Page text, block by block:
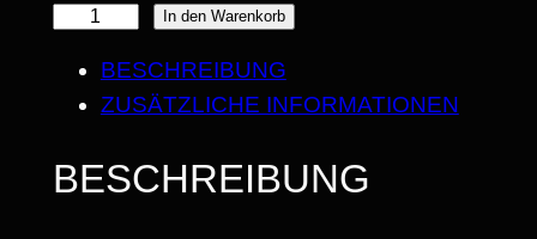
I
2
,
T
In den Warenkorb
BESCHREIBUNG
ZUSÄTZLICHE INFORMATIONEN
BESCHREIBUNG